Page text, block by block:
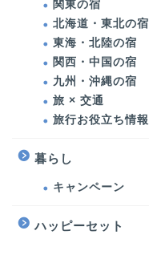
関東の宿
北海道・東北の宿
東海・北陸の宿
関西・中国の宿
九州・沖縄の宿
旅 × 交通
旅行お役立ち情報
暮らし
キャンペーン
ハッピーセット